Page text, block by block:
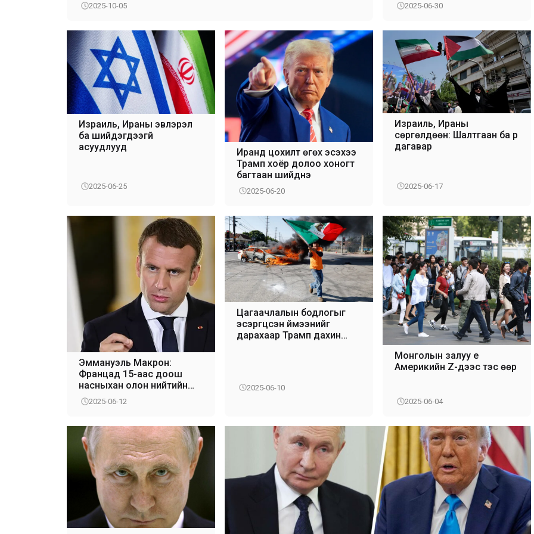
2025-10-05 2025-06-30
Израиль, Ираны эвлэрэл
ба шийдэгдээгүй
асуудлууд
2025-06-25
Иранд цохилт өгөх эсэхээ
Трамп хоёр долоо хоногт
багтаан шийднэ
2025-06-20
Израиль, Ираны
сөргөлдөөн: Шалтгаан ба үр
дагавар
2025-06-17
Эммануэль Макрон:
Францад 15-аас доош
насныхан олон нийтийн
сүлжээ ашиглахыг
хориглоно
2025-06-12
Цагаачлалын бодлогыг
эсэргүүцсэн үймээнийг
дарахаар Трамп дахин
2025-06-10
Монголын залуу үе
Америкийн Z-үүдээс тэс өөр
2025-06-04